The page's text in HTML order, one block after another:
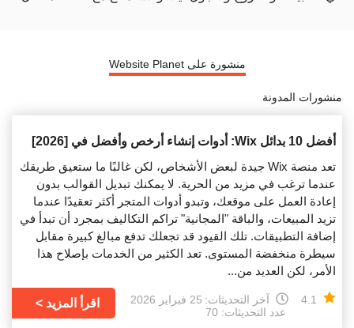
منشورة على Website Planet
منشورات المدونة
أفضل 10 بدائل Wix: أدوات إنشاء أرخص وأفضل في [2026]
تعد منصة Wix جيدة لبعض الأشخاص، لكن غالبًا ما ستعيق طريقك
عندما ترغب في مزيد من الحرية. لا يمكنك تبديل القوالب بدون
إعادة العمل على موقعك، وتبدو أدوات المتجر أكثر تعقيدًا عندما
تزيد المبيعات، والباقة "المجانية" تراكم التكاليف بمجرد أن تبدأ في
إضافة التطبيقات. تلك القيود قد تجعلك تدفع مبالغ كبيرة مقابل
سيطرة منخفضة المستوى. تعد الكثير من الخدمات بإصلاح هذا
الأمر، لكن العديد من...
4.1 آخر التحديثات: 25 فبراير 2026
عدد التحديثات: 70
اقرأ المزيد